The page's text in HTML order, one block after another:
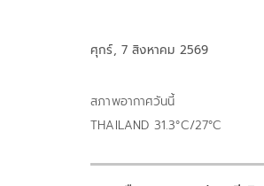
ศุกร์, 7 สิงหาคม 2569
สภาพอากาศวันนี้
THAILAND 31.3°C/27°C